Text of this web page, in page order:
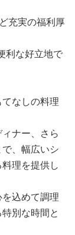
充実の福利厚
利な好立地で
なしの料理
ナー、さら
、幅広いシ
理を提供し
込めて調理
別な時間と